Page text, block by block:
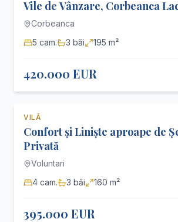
Vile de Vânzare, Corbeanca
Corbeanca
5 cam. 3 băi 195 m²
420.000 EUR
Exclusiv
VILĂ
Confort și Liniște aproape de
Privată
Voluntari
4 cam. 3 băi 160 m²
395.000 EUR